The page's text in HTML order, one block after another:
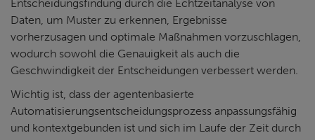
Entscheidungsfindung durch die Echtzeitanalyse von
Daten, um Muster zu erkennen, Ergebnisse
vorherzusagen und optimale Maßnahmen vorzuschlagen,
wodurch sowohl die Genauigkeit als auch die
Geschwindigkeit der Entscheidungen verbessert werden.
Wichtig ist, dass der agentenbasierte
Automatisierungsentscheidungsprozess anpassungsfähig
und kontextgebunden ist und sich im Laufe der Zeit durch